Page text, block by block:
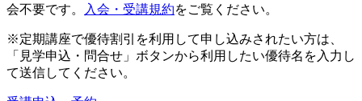
会不要です。
入会・受講規約をご覧ください。
※定期講座で優待割引を利用して申し込みされたい方は、
「見学申込・問合せ」ボタンから利用したい優待名を入力し
て送信してください。